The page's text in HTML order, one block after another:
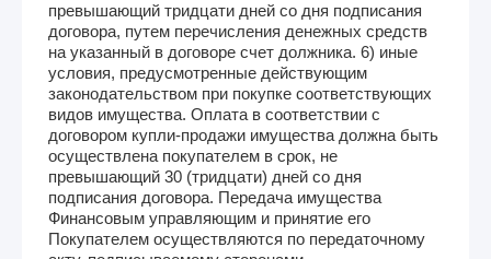
превышающий тридцати дней со дня подписания
договора, путем перечисления денежных средств
на указанный в договоре счет должника. 6) иные
условия, предусмотренные действующим
законодательством при покупке соответствующих
видов имущества. Оплата в соответствии с
договором купли-продажи имущества должна быть
осуществлена покупателем в срок, не
превышающий 30 (тридцати) дней со дня
подписания договора. Передача имущества
Финансовым управляющим и принятие его
Покупателем осуществляются по передаточному